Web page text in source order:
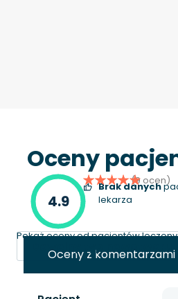
Oceny
4.9
(9 ocen)
Brak danych
lekarza
Pokaż oceny od pacjentów
Oceny z